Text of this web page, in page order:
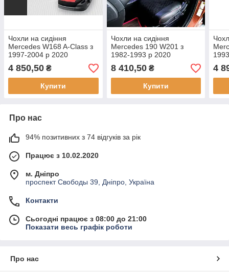
Чохли на сидіння
Mercedes W168 A-Class з
1997-2004 р 2020
4 850,50 ₴
Купити
Чохли на сидіння
Mercedes 190 W201 з
1982-1993 р 2020
8 410,50₴
Купити
4
Про нас
94% позитивних з 74 відгуків за рік
Працює з 10.02.2020
м. Дніпро
проспект Свободы 39, Дніпро, Україна
Контакти
Сьогодні працює з 08:00 до 21:00
Показати весь графік роботи
Про нас